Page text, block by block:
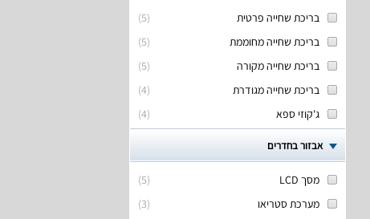
(
5
)
בריכת שחייה פרטית
(
5
)
בריכת שחייה מחוממת
(
5
)
בריכת שחייה מקורה
(
4
)
בריכת שחייה מגודרת
(
4
) ג'קוזי ספא
אבזור בחדרים
(
5
)
מסך LCD
(
3
)
מערכת סטריאו